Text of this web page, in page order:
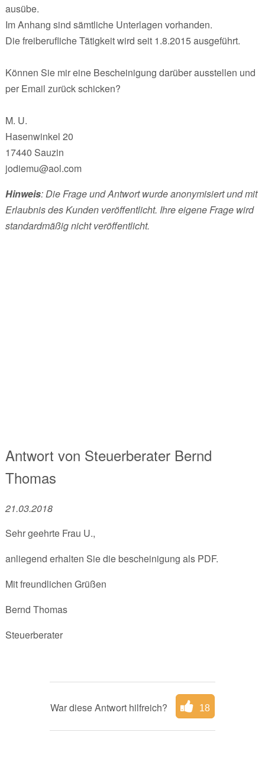
ausübe.
Im Anhang sind sämtliche Unterlagen vorhanden.
Die freiberufliche Tätigkeit wird seit 1.8.2015 ausgeführt.
Können Sie mir eine Bescheinigung darüber ausstellen und
per Email zurück schicken?
M. U.
Hasenwinkel 20
17440 Sauzin
jodiemu@aol.com
Hinweis: Die Frage und Antwort wurde anonymisiert und mit
Erlaubnis des Kunden veröffentlicht. Ihre eigene Frage wird
standardmäßig nicht veröffentlicht.
Antwort von Steuerberater Bernd
Thomas
21.03.2018
Sehr geehrte Frau U.,
anliegend erhalten Sie die bescheinigung als PDF.
Mit freundlichen Grüßen
Bernd Thomas
Steuerberater
War diese Antwort hilfreich? 18